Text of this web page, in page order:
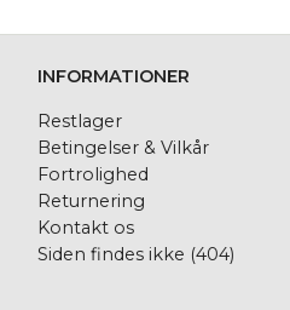
INFORMATIONER
Restlager
Betingelser & Vilkår
Fortrolighed
Returnering
Kontakt os
Siden findes ikke (404)